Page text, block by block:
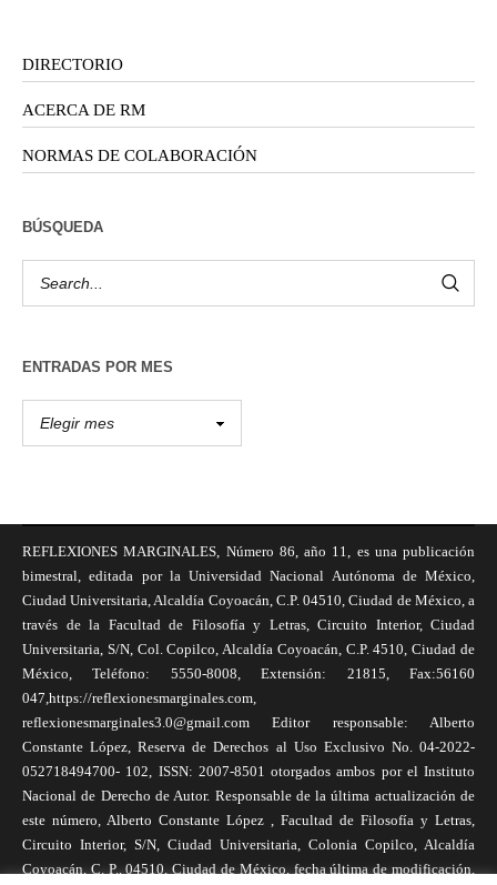
DIRECTORIO
ACERCA DE RM
NORMAS DE COLABORACIÓN
BÚSQUEDA
ENTRADAS POR MES
REFLEXIONES MARGINALES, Número 86, año 11, es una publicación
bimestral, editada por la Universidad Nacional Autónoma de México,
Ciudad Universitaria, Alcaldía Coyoacán, C.P. 04510, Ciudad de México, a
través de la Facultad de Filosofía y Letras, Circuito Interior, Ciudad
Universitaria, S/N, Col. Copilco, Alcaldía Coyoacán, C.P. 4510, Ciudad de
México, Teléfono: 5550-8008, Extensión: 21815, Fax:56160
047,https://reflexionesmarginales.com,
reflexionesmarginales3.0@gmail.com Editor responsable: Alberto
Constante López, Reserva de Derechos al Uso Exclusivo No. 04-2022-
052718494700- 102, ISSN: 2007-8501 otorgados ambos por el Instituto
Nacional de Derecho de Autor. Responsable de la última actualización de
este número, Alberto Constante López , Facultad de Filosofía y Letras,
Circuito Interior, S/N, Ciudad Universitaria, Colonia Copilco, Alcaldía
Coyoacán, C. P., 04510, Ciudad de México, fecha última de modificación,